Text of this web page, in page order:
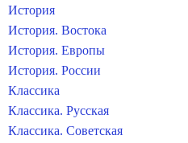
История
История. Востока
История. Европы
История. России
Классика
Классика. Русская
Классика. Советская